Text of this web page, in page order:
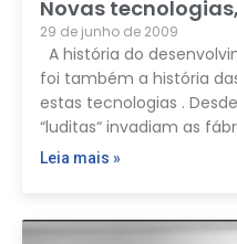
Novas
29 de junho de 2009
A história do
foi também a história
estas tecnologias .
“luditas“ invadiam as
Leia mais »